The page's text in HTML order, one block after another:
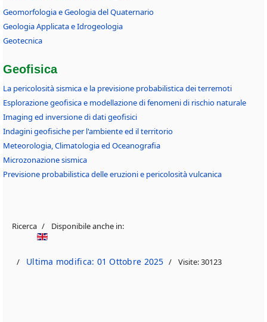
Geomorfologia e Geologia del Quaternario
Geologia Applicata e Idrogeologia
Geotecnica
Geofisica
La pericolosità sismica e la previsione probabilistica dei terremoti
Esplorazione geofisica e modellazione di fenomeni di rischio naturale
Imaging ed inversione di dati geofisici
Indagini geofisiche per l'ambiente ed il territorio
Meteorologia, Climatologia ed Oceanografia
Microzonazione sismica
Previsione probabilistica delle eruzioni e pericolosità vulcanica
Ricerca Disponibile anche in:
Ultima modifica: 01 Ottobre 2025 Visite: 30123